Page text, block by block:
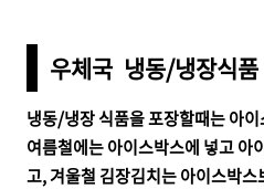
우체국 냉동/냉장식품
냉동/냉장 식품을 포장할때는 아
여름철에는 아이스박스에 넣고 아
고, 겨울철 김장김치는 아이스박